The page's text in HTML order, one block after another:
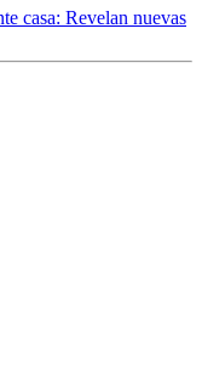
casa: Revelan nuevas